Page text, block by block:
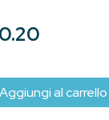
Il
attuale
è:
Aggiungi al carrello